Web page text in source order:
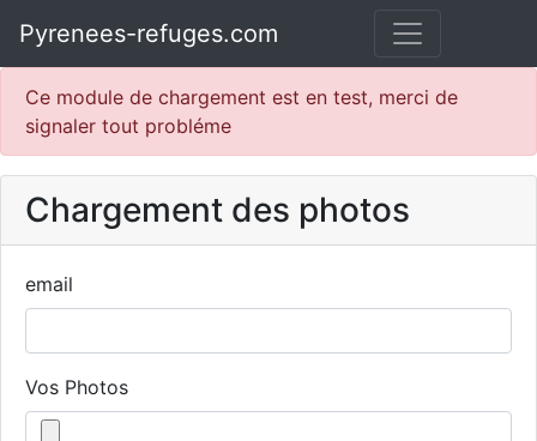
Pyrenees-refuges.com
Ce module de chargement est en test, merci de
signaler tout probléme
Chargement des photos
email
Vos Photos